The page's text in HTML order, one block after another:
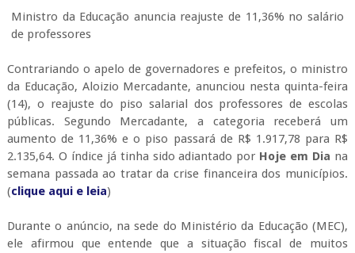
Ministro da Educação anuncia reajuste de 11,36% no salário
de professores
Contrariando o apelo de governadores e prefeitos, o ministro
da Educação, Aloizio Mercadante, anunciou nesta quinta-feira
(14), o reajuste do piso salarial dos professores de escolas
públicas. Segundo Mercadante, a categoria receberá um
aumento de 11,36% e o piso passará de R$ 1.917,78 para R$
2.135,64. O índice já tinha sido adiantado por Hoje em Dia na
semana passada ao tratar da crise financeira dos municípios.
(clique aqui e leia)
Durante o anúncio, na sede do Ministério da Educação (MEC),
ele afirmou que entende que a situação fiscal de muitos